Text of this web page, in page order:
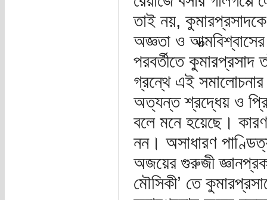
তাই নয়,
অজ্ঞতা ও
পরবর্তীতে কুমারপ্রসাদ
গ্রন্থে এই
অত্যন্ত শ্রদ্ধেয় ও
বলে মনে হয়েছে।
নন। অসাধারণ
অজয়ের গুরুজী
মৌসিকী’ তে